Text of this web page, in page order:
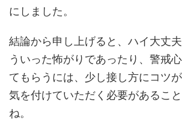
にしました。
結論から申し上げると、ハイ大丈
ういった怖がりであったり、警戒
てもらうには、少し接し方にコツが
気を付けていただく必要があるこ
ね。